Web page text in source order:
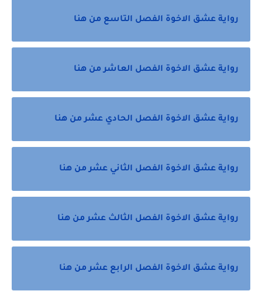
رواية عشق الاخوة الفصل التاسع من هنا
رواية عشق الاخوة الفصل العاشر من هنا
رواية عشق الاخوة الفصل الحادي عشر من هنا
رواية عشق الاخوة الفصل الثاني عشر من هنا
رواية عشق الاخوة الفصل الثالث عشر من هنا
رواية عشق الاخوة الفصل الرابع عشر من هنا